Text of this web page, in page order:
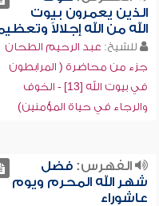
الذين يعمرون بيوت
الله من الله إجلالاً
للشيخ: عبد الرحيم الطحان
جزء من محاضرة ( المرابطون
في بيوت الله [13] - الخوف
والرجاء في حياة المؤمنين)
الفهرس:فضل
شهر الله المحرم ويوم
عاشوراء